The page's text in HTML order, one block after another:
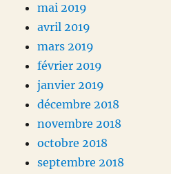
mai 2019
avril 2019
mars 2019
février 2019
janvier 2019
décembre 2018
novembre 2018
octobre 2018
septembre 2018